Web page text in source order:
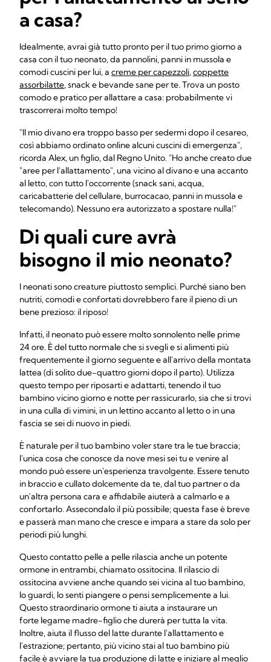
a casa?
Idealmente, avrai già tutto pronto per il tuo primo giorno a
casa con il tuo neonato, da pannolini, panni in mussola e
comodi cuscini per lui, a creme per capezzoli,coppette
assorbilatte, snack e bevande sane per te. Trova un posto
comodo e pratico per allattare a casa: probabilmente vi
trascorrerai molto tempo!
"Il mio divano era troppo basso per sedermi dopo il cesareo,
così abbiamo ordinato online alcuni cuscini di emergenza",
ricorda Alex, un figlio, dal Regno Unito. "Ho anche creato due
"aree per l'allattamento", una vicino al divano e una accanto
al letto, con tutto l'occorrente (snack sani, acqua,
caricabatterie del cellulare, burrocacao, panni in mussola e
telecomando). Nessuno era autorizzato a spostare nulla!"
Di quali cure avrà
bisogno il mio neonato?
I neonati sono creature piuttosto semplici. Purché siano ben
nutriti, comodi e confortati dovrebbero fare il pieno di un
bene prezioso: il riposo!
Infatti, il neonato può essere molto sonnolento nelle prime
24 ore. È del tutto normale che si svegli e si alimenti più
frequentemente il giorno seguente e all'arrivo della montata
lattea (di solito due-quattro giorni dopo il parto). Utilizza
questo tempo per riposarti e adattarti, tenendo il tuo
bambino vicino giorno e notte per rassicurarlo, sia che si trovi
in una culla di vimini, in un lettino accanto al letto o in una
fascia se sei di nuovo in piedi.
È naturale per il tuo bambino voler stare tra le tue braccia;
l'unica cosa che conosce da nove mesi sei tu e venire al
mondo può essere un'esperienza travolgente. Essere tenuto
in braccio e cullato dolcemente da te, dal tuo partner o da
un'altra persona cara e affidabile aiuterà a calmarlo e a
confortarlo. Assecondalo il più possibile; questa fase è breve
e passerà man mano che cresce e impara a stare da solo per
periodi più lunghi.
Questo contatto pelle a pelle rilascia anche un potente
ormone in entrambi, chiamato ossitocina. Il rilascio di
ossitocina avviene anche quando sei vicina al tuo bambino,
lo guardi, lo senti piangere o pensi semplicemente a lui.
Questo straordinario ormone ti aiuta a instaurare un
forte legame madre-figlio che durerà per tutta la vita.
Inoltre, aiuta il flusso del latte durante l'allattamento e
l'estrazione; pertanto, più vicino stai al tuo bambino più
facile è avviare la tua produzione di latte e iniziare al meglio